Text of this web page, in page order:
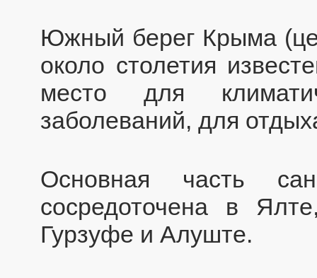
Южный берег Крыма
около столетия
место для
заболеваний, для
Основная часть
сосредоточена в
Гурзуфе и Алуште.